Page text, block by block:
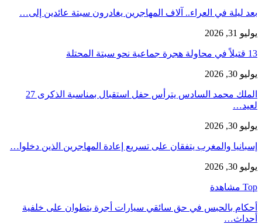
بعد ليلة في العراء.. آلاف المهاجرين يغادرون سبتة عائدين إلى…
يوليو 31, 2026
13 قتيلاً في محاولة هجرة جماعية نحو سبتة المحتلة
يوليو 30, 2026
الملك محمد السادس يترأس حفل استقبال بمناسبة الذكرى 27
لعيد…
يوليو 30, 2026
إسبانيا والمغرب يتفقان على تسريع إعادة المهاجرين الذين دخلوا…
يوليو 30, 2026
Top مشاهدة
أحكام بالحبس في حق سائقي سيارات أجرة بتطوان على خلفية
أحداث…